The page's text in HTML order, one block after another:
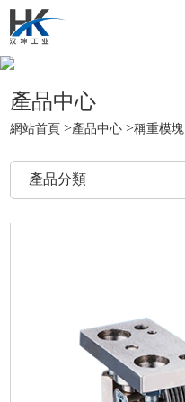
產品中心
網站首頁 >產品中心 >稱重模塊
產品分類